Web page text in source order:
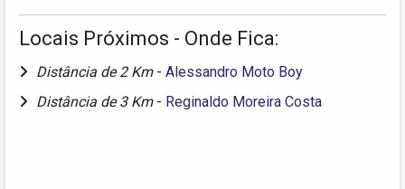
Locais Próximos - Onde Fica:
Distância de 2 Km - Alessandro Moto Boy
Distância de 3 Km - Reginaldo Moreira Costa